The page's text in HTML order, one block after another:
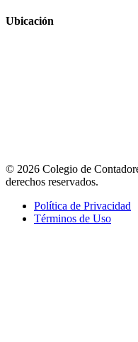
Ubicación
© 2026 Colegio de
derechos reservados.
Política de Privacidad
Términos de Uso